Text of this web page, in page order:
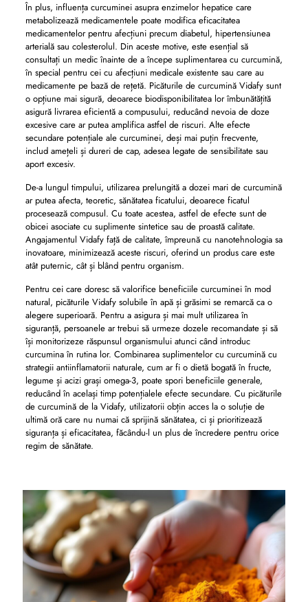
În plus, influența curcuminei asupra enzimelor hepatice care
metabolizează medicamentele poate modifica eficacitatea
medicamentelor pentru afecțiuni precum diabetul, hipertensiunea
arterială sau colesterolul. Din aceste motive, este esențial să
consultați un medic înainte de a începe suplimentarea cu curcumină,
în special pentru cei cu afecțiuni medicale existente sau care au
medicamente pe bază de rețetă. Picăturile de curcumină Vidafy sunt
o opțiune mai sigură, deoarece biodisponibilitatea lor îmbunătățită
asigură livrarea eficientă a compusului, reducând nevoia de doze
excesive care ar putea amplifica astfel de riscuri. Alte efecte
secundare potențiale ale curcuminei, deși mai puțin frecvente,
includ amețeli și dureri de cap, adesea legate de sensibilitate sau
aport excesiv.
De-a lungul timpului, utilizarea prelungită a dozei mari de curcumină
ar putea afecta, teoretic, sănătatea ficatului, deoarece ficatul
procesează compusul. Cu toate acestea, astfel de efecte sunt de
obicei asociate cu suplimente sintetice sau de proastă calitate.
Angajamentul Vidafy față de calitate, împreună cu nanotehnologia sa
inovatoare, minimizează aceste riscuri, oferind un produs care este
atât puternic, cât și blând pentru organism.
Pentru cei care doresc să valorifice beneficiile curcuminei în mod
natural, picăturile Vidafy solubile în apă și grăsimi se remarcă ca o
alegere superioară. Pentru a asigura și mai mult utilizarea în
siguranță, persoanele ar trebui să urmeze dozele recomandate și să
își monitorizeze răspunsul organismului atunci când introduc
curcumina în rutina lor. Combinarea suplimentelor cu curcumină cu
strategii antiinflamatorii naturale, cum ar fi o dietă bogată în fructe,
legume și acizi grași omega-3, poate spori beneficiile generale,
reducând în același timp potențialele efecte secundare. Cu picăturile
de curcumină de la Vidafy, utilizatorii obțin acces la o soluție de
ultimă oră care nu numai că sprijină sănătatea, ci și prioritizează
siguranța și eficacitatea, făcându-l un plus de încredere pentru orice
regim de sănătate.